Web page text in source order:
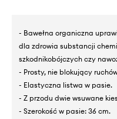
- Bawełna organiczna
dla zdrowia substancji
szkodnikobójczych czy
- Prosty, nie blokujący
- Elastyczna listwa w pasie.
- Z przodu dwie wsuwane
- Szerokość w pasie: 36 cm.